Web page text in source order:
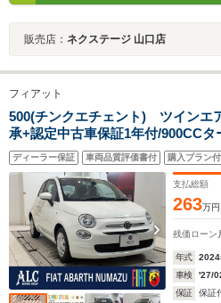
販売店： ネクステージ 山口店
フィアット
500(チンクエチェント) ツインエ
承+認定中古車保証1年付/900CCタ
ダー/ETC/禁煙車/1オーナー
ディーラー保証 車両品質評価書付 購入プラン付
支払総額
263万円
残価ローン
年式 2024
車検
'27/
保証
保証